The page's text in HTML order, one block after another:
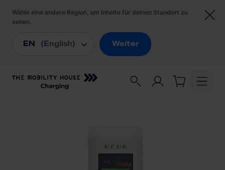
Ladestationen
122.113 Wallbox